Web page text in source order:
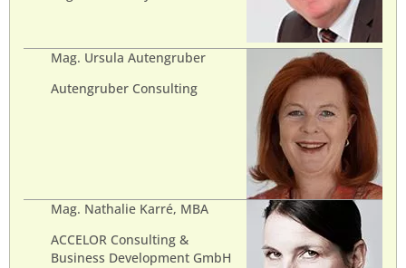
Mag. Ursula Autengruber
Autengruber Consulting
Mag. Nathalie Karré, MBA
ACCELOR Consulting &
Business Development GmbH